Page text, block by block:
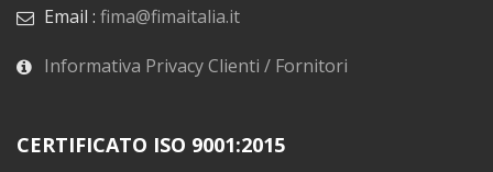
Email : fima@fimaitalia.it
Informativa Privacy Clienti / Fornitori
CERTIFICATO ISO 9001:2015